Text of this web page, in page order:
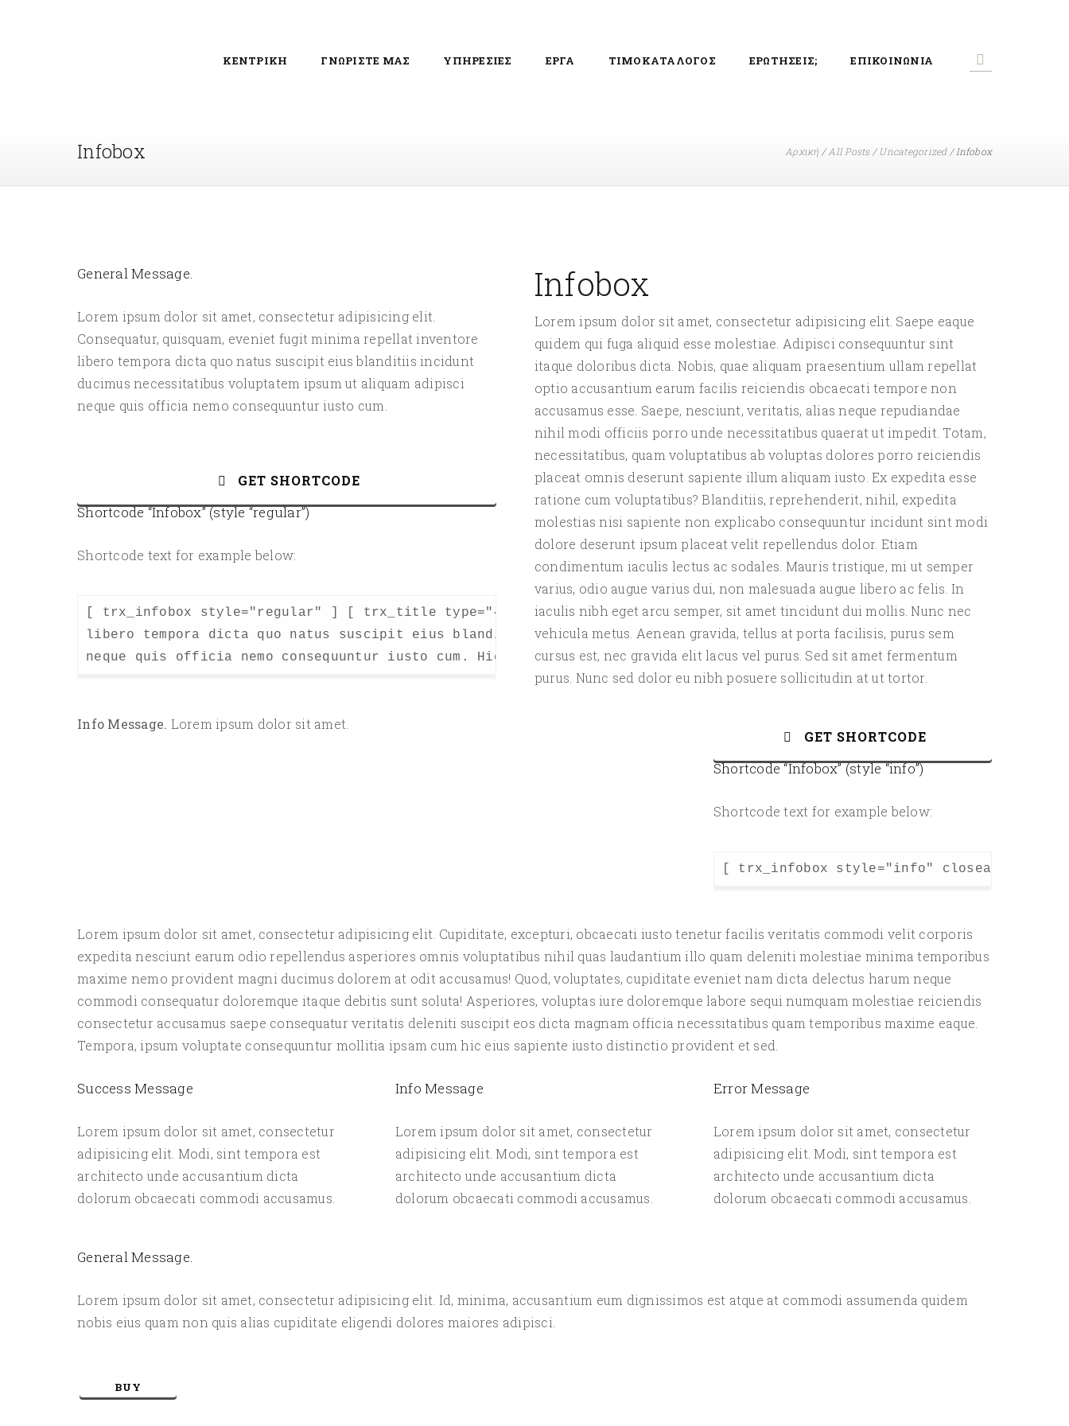
ΚΕΝΤΡΙΚΗ ΓΝΩΡΙΣΤΕ ΜΑΣ ΥΠΗΡΕΣΙΕΣ ΕΡΓΑ ΤΙΜΟΚΑΤΑΛΟΓΟΣ ΕΡΩΤΗΣΕΙΣ; ΕΠΙΚΟΙΝΩΝΙΑ
Αρχική /All Posts/ Uncategorized/Infobox
Infobox
General Message.
Lorem ipsum dolor sit amet, consectetur adipisicing elit.
Consequatur, quisquam, eveniet fugit minima repellat inventore
libero tempora dicta quo natus suscipit eius blanditiis incidunt
ducimus necessitatibus voluptatem ipsum ut aliquam adipisci
neque quis officia nemo consequuntur iusto cum.
GET SHORTCODE
Shortcode “Infobox” (style “regular”)
Shortcode text for example below:
[ trx_infobox style="regular" ] [ trx_title type="4" ]General Message.[ /trx_title ] Lorem ipsum dolor sit amet,
libero tempora dicta quo natus suscipit eius blanditiis incidunt ducimus necessitatibus voluptatem ipsum ut aliquam
neque quis officia nemo consequuntur iusto cum. Hic, beatae natus doloribus perspiciatis quidem porro possimus aut
Infobox
Lorem ipsum dolor sit amet, consectetur adipisicing elit. Saepe eaque
quidem qui fuga aliquid esse molestiae. Adipisci consequuntur sint
itaque doloribus dicta. Nobis, quae aliquam praesentium ullam repellat
optio accusantium earum facilis reiciendis obcaecati tempore non
accusamus esse. Saepe, nesciunt, veritatis, alias neque repudiandae
nihil modi officiis porro unde necessitatibus quaerat ut impedit. Totam,
necessitatibus, quam voluptatibus ab voluptas dolores porro reiciendis
placeat omnis deserunt sapiente illum aliquam iusto. Ex expedita esse
ratione cum voluptatibus? Blanditiis, reprehenderit, nihil, expedita
molestias nisi sapiente non explicabo consequuntur incidunt sint modi
dolore deserunt ipsum placeat velit repellendus dolor. Etiam
condimentum iaculis lectus ac sodales. Mauris tristique, mi ut semper
varius, odio augue varius dui, non malesuada augue libero ac felis. In
iaculis nibh eget arcu semper, sit amet tincidunt dui mollis. Nunc nec
vehicula metus. Aenean gravida, tellus at porta facilisis, purus sem
cursus est, nec gravida elit lacus vel purus. Sed sit amet fermentum
purus. Nunc sed dolor eu nibh posuere sollicitudin at ut tortor.
Info Message. Lorem ipsum dolor sit amet.
GET SHORTCODE
Shortcode “Infobox” (style “info”)
Shortcode text for example below:
[ trx_infobox style="info"
Lorem ipsum dolor sit amet, consectetur adipisicing elit. Cupiditate, excepturi, obcaecati iusto tenetur facilis veritatis commodi velit corporis
expedita nesciunt earum odio repellendus asperiores omnis voluptatibus nihil quas laudantium illo quam deleniti molestiae minima temporibus
maxime nemo provident magni ducimus dolorem at odit accusamus! Quod, voluptates, cupiditate eveniet nam dicta delectus harum neque
commodi consequatur doloremque itaque debitis sunt soluta! Asperiores, voluptas iure doloremque labore sequi numquam molestiae reiciendis
consectetur accusamus saepe consequatur veritatis deleniti suscipit eos dicta magnam officia necessitatibus quam temporibus maxime eaque.
Tempora, ipsum voluptate consequuntur mollitia ipsam cum hic eius sapiente iusto distinctio provident et sed.
Success Message
Lorem ipsum dolor sit amet, consectetur
adipisicing elit. Modi, sint tempora est
architecto unde accusantium dicta
dolorum obcaecati commodi accusamus.
Info Message
Lorem ipsum dolor sit amet, consectetur
adipisicing elit. Modi, sint tempora est
architecto unde accusantium dicta
dolorum obcaecati commodi accusamus.
Error Message
Lorem ipsum dolor sit amet, consectetur
adipisicing elit. Modi, sint tempora est
architecto unde accusantium dicta
dolorum obcaecati commodi accusamus.
General Message.
Lorem ipsum dolor sit amet, consectetur adipisicing elit. Id, minima, accusantium eum dignissimos est atque at commodi assumenda quidem
nobis eius quam non quis alias cupiditate eligendi dolores maiores adipisci.
BUY